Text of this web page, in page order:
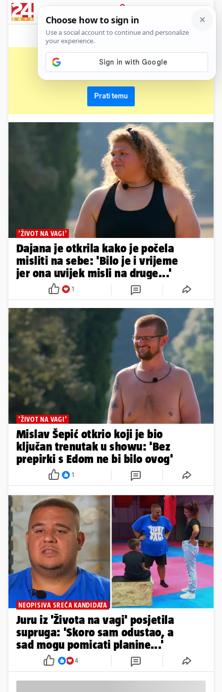
PRIJAVA
News
edo
Prati temu
'ŽIVOT NA VAGI'
Dajana je otkrila kako je počela
misliti na sebe: 'Bilo je i vrijeme
jer ona uvijek misli na druge...'
1
'ŽIVOT NA VAGI'
Mislav Šepić otkrio koji je bio
ključan trenutak u showu: 'Bez
prepirki s Edom ne bi bilo ovog'
1
NEOPISIVA SREĆA KANDIDATA
Juru iz 'Života na vagi' posjetila
supruga: 'Skoro sam odustao, a
sad mogu pomicati planine...'
4